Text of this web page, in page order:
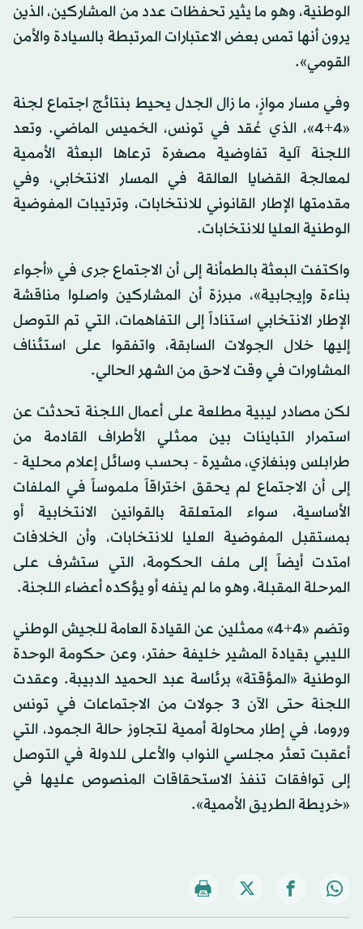
الوطنية، وهو ما يثير تحفظات عدد من المشاركين، الذين
يرون أنها تمس بعض الاعتبارات المرتبطة بالسيادة والأمن
القومي».
وفي مسار موازٍ، ما زال الجدل يحيط بنتائج اجتماع لجنة
«4+4»، الذي عُقد في تونس، الخميس الماضي. وتعد
اللجنة آلية تفاوضية مصغرة ترعاها البعثة الأممية
لمعالجة القضايا العالقة في المسار الانتخابي، وفي
مقدمتها الإطار القانوني للانتخابات، وترتيبات المفوضية
الوطنية العليا للانتخابات.
واكتفت البعثة بالطمأنة إلى أن الاجتماع جرى في «أجواء
بناءة وإيجابية»، مبرزة أن المشاركين واصلوا مناقشة
الإطار الانتخابي استناداً إلى التفاهمات، التي تم التوصل
إليها خلال الجولات السابقة، واتفقوا على استئناف
المشاورات في وقت لاحق من الشهر الحالي.
لكن مصادر ليبية مطلعة على أعمال اللجنة تحدثت عن
استمرار التباينات بين ممثلي الأطراف القادمة من
طرابلس وبنغازي، مشيرة - بحسب وسائل إعلام محلية -
إلى أن الاجتماع لم يحقق اختراقاً ملموساً في الملفات
الأساسية، سواء المتعلقة بالقوانين الانتخابية أو
بمستقبل المفوضية العليا للانتخابات، وأن الخلافات
امتدت أيضاً إلى ملف الحكومة، التي ستشرف على
المرحلة المقبلة، وهو ما لم ينفه أو يؤكده أعضاء اللجنة.
وتضم «4+4» ممثلين عن القيادة العامة للجيش الوطني
الليبي بقيادة المشير خليفة حفتر، وعن حكومة الوحدة
الوطنية «المؤقتة» برئاسة عبد الحميد الدبيبة. وعقدت
اللجنة حتى الآن 3 جولات من الاجتماعات في تونس
وروما، في إطار محاولة أممية لتجاوز حالة الجمود، التي
أعقبت تعثر مجلسي النواب والأعلى للدولة في التوصل
إلى توافقات تنفذ الاستحقاقات المنصوص عليها في
«خريطة الطريق الأممية».